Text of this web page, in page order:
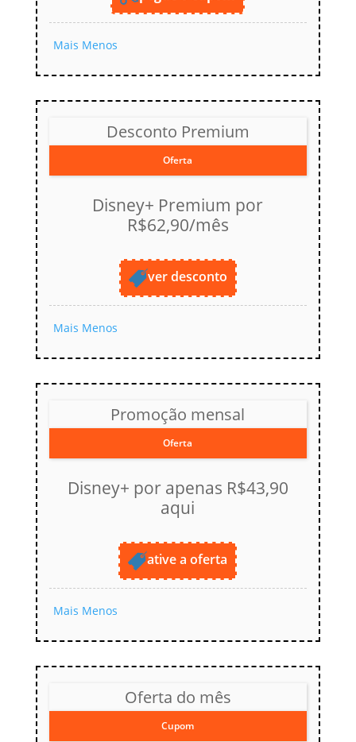
Mais Menos
Desconto Premium
Oferta
Disney+ Premium por
R$62,90/mês
ver desconto
Mais Menos
Promoção mensal
Oferta
Disney+ por apenas R$43,90
aqui
ative a oferta
Mais Menos
Oferta do mês
Cupom